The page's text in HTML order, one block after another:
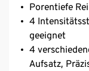
Porentiefe
4
geeignet
4
Aufsatz,